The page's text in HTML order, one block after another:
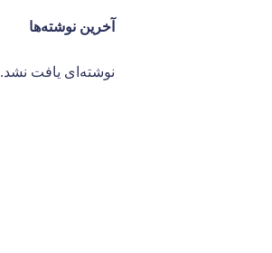
آخرین نوشته‌ها
نوشته‌ای یافت نشد.